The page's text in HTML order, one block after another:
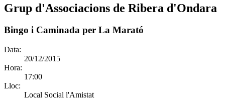
Grup d'Associacions de Ribera d'Ondara
Bingo i Caminada per La Marató
Data:
20/12/2015
Hora:
17:00
Lloc:
Local Social l'Amistat